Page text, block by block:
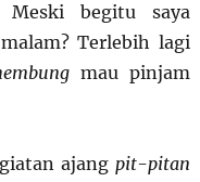
Meski begitu saya
Terlebih lagi
mau pinjam
ajang pit-pitan